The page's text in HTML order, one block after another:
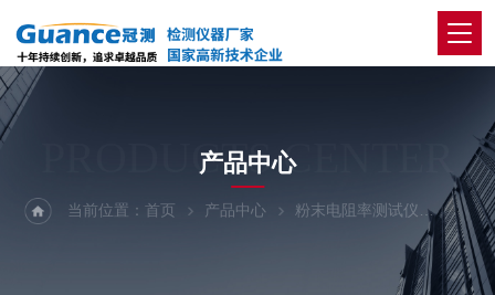
PRODUCTS CENTER
产品中心
当前位置：首页 产品中心 粉末电阻率测试仪 全自